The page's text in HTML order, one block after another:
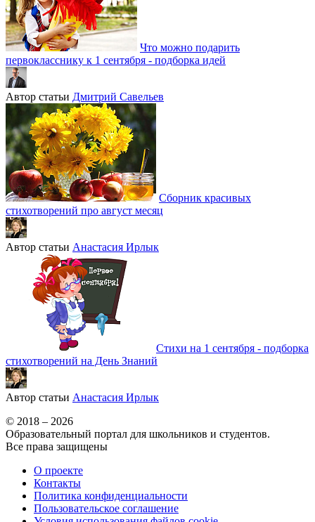
Что можно подарить
первокласснику к 1 сентября - подборка идей
Автор статьи Дмитрий Савельев
Сборник красивых
стихотворений про август месяц
Автор статьи Анастасия Ирлык
Стихи на 1 сентября - подборка
стихотворений на День Знаний
Автор статьи Анастасия Ирлык
© 2018 – 2026
Образовательный портал для школьников и студентов.
Все права защищены
О проекте
Контакты
Политика конфиденциальности
Пользовательское соглашение